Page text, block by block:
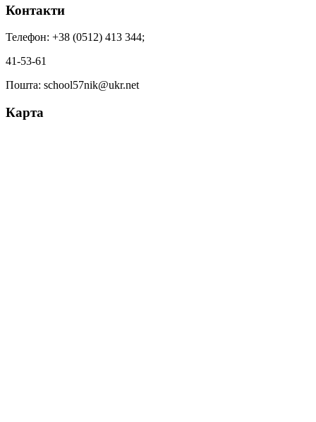
Контакти
Телефон: +38 (0512) 413 344;
41-53-61
Пошта: school57nik@ukr.net
Карта